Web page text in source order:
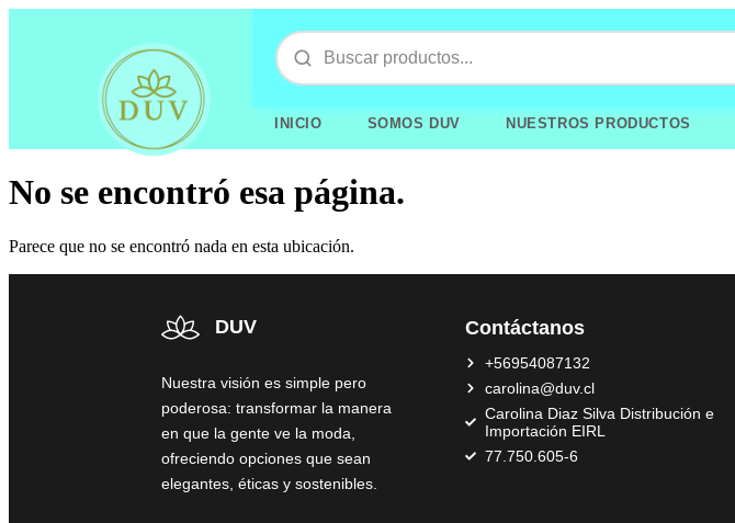
INICIO SOMOS DUV NUESTROS PRODUCTOS
No se encontró esa página.
Parece que no se encontró nada en esta ubicación.
DUV
Nuestra visión es simple pero
poderosa: transformar la manera
en que la gente ve la moda,
ofreciendo opciones que sean
elegantes, éticas y sostenibles.
Contáctanos
+56954087132
carolina@duv.cl
Carolina Diaz Silva Distribución e
Importación EIRL
77.750.605-6